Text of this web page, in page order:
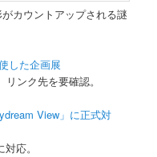
カウントアップされる謎
した企画展
ンク先を要確認。
View」に正式対
応。